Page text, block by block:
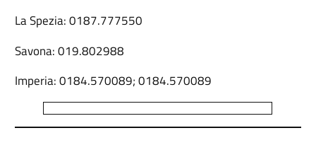
La Spezia: 0187.777550
Savona: 019.802988
Imperia: 0184.570089; 0184.570089